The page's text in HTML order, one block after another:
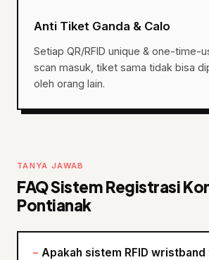
Anti Tiket Ganda & Calo
Setiap QR/RFID unique & one-time-
scan masuk, tiket sama tidak bisa
oleh orang lain.
TANYA JAWAB
FAQ Sistem Registrasi
Pontianak
Apakah sistem RFID wristband